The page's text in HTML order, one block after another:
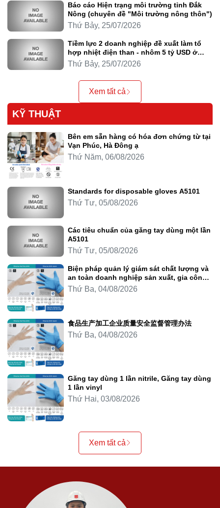
Báo cáo Hiện trạng môi trường tỉnh Đắk
Nông (chuyên đề "Môi trường nông thôn")
Thứ Bảy, 25/07/2026
Tiềm lực 2 doanh nghiệp đề xuất làm tổ
hợp nhiệt điện than - nhôm 5 tỷ USD ở
Lâm Đồng
Thứ Bảy, 25/07/2026
Xem tất cả
KỸ THUẬT
Bên em sẵn hàng có hóa đơn chứng từ tại
Vạn Phúc, Hà Đông ạ
Thứ Năm, 06/08/2026
Standards for disposable gloves A5101
Thứ Tư, 05/08/2026
Các tiêu chuẩn của găng tay dùng một lần
A5101
Thứ Tư, 05/08/2026
Biện pháp quản lý giám sát chất lượng và
an toàn doanh nghiệp sản xuất, gia công
thực phẩm
Thứ Ba, 04/08/2026
食品生产加工企业质量安全监督管理办法
Thứ Ba, 04/08/2026
Găng tay dùng 1 lần nitrile, Găng tay dùng
1 lần vinyl
Thứ Hai, 03/08/2026
Xem tất cả